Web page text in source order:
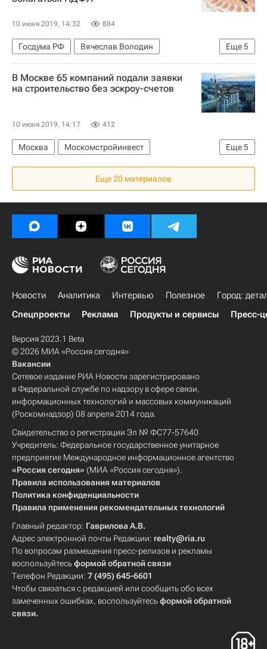
10 июня 2019, 14:32 884
Еще5
Госдума РФ
Вячеслав Володин
Валентина Матвиенко
Жилье
Ипотека
Комитет ГД по бюджету и налогам
В Москве 65 компаний подали заявки
на строительство без эскроу-счетов
10 июня 2019, 14:17 412
Еще5
Москва
Москомстройинвест
Переход строительства жилья в РФ на проектное финансирование
Строительство
Эскроу-счета
Девелоперы
Еще 20 материалов
Новости Аналитика Интервью Полезное
Город:
Спецпроекты
Реклама Продукты и сервисы Пресс-
Версия 2023.1 Beta
© 2026 МИА «Россия сегодня»
Вакансии
Сетевое издание РИА Новости зарегистрировано
в Федеральной службе по надзору в сфере связи,
информационных технологий и массовых коммуникаций
(Роскомнадзор) 08 апреля 2014 года.
Свидетельство о регистрации Эл № ФС77-57640
Учредитель: Федеральное государственное унитарное
предприятие Международное информационное агентство
«Россия сегодня» (МИА «Россия сегодня»).
Правила использования материалов
Политика конфиденциальности
Правила применения рекомендательных технологий
Главный редактор: Гаврилова А.В.
Адрес электронной почты Редакции: realty@ria.ru
По вопросам размещения пресс-релизов и рекламы
воспользуйтесьформой обратной связи
Телефон Редакции: 7 (495) 645-6601
Чтобы связаться с редакцией или сообщить обо всех
замеченных ошибках, воспользуйтесьформой обратной
связи.